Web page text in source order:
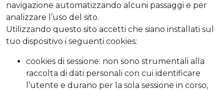
navigazione automatizzando alcuni passaggi e per
analizzare l’uso del sito.
Utilizzando questo sito accetti che siano installati sul
tuo dispositivo i seguenti cookies:
cookies di sessione: non sono strumentali alla
raccolta di dati personali con cui identificare
l’utente e durano per la sola sessione in corso,